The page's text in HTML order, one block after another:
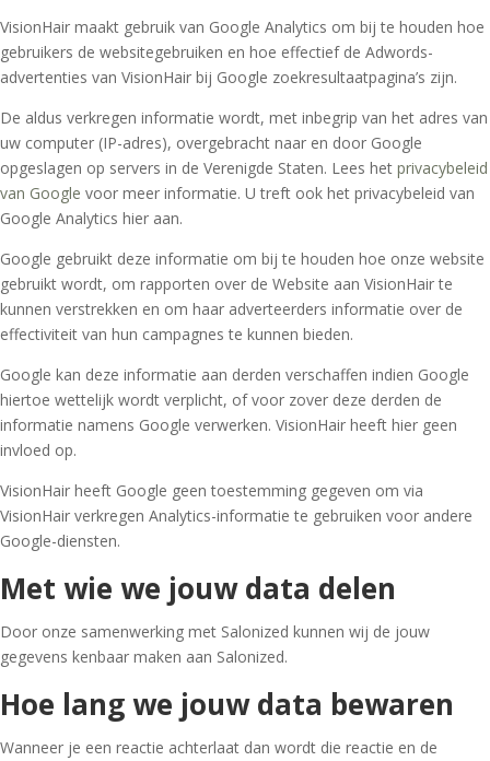
VisionHair maakt gebruik van Google Analytics om bij te houden hoe
gebruikers de websitegebruiken en hoe effectief de Adwords-
advertenties van VisionHair bij Google zoekresultaatpagina’s zijn.
De aldus verkregen informatie wordt, met inbegrip van het adres van
uw computer (IP-adres), overgebracht naar en door Google
opgeslagen op servers in de Verenigde Staten. Lees het privacybeleid
van Google voor meer informatie. U treft ook het privacybeleid van
Google Analytics hier aan.
Google gebruikt deze informatie om bij te houden hoe onze website
gebruikt wordt, om rapporten over de Website aan VisionHairte
kunnen verstrekken en om haar adverteerders informatie over de
effectiviteit van hun campagnes te kunnen bieden.
Google kan deze informatie aan derden verschaffen indien Google
hiertoe wettelijk wordt verplicht, of voor zover deze derden de
informatie namens Google verwerken. VisionHair heeft hier geen
invloed op.
VisionHair heeft Google geen toestemming gegeven om via
VisionHair verkregen Analytics-informatie te gebruiken voor andere
Google-diensten.
Met wie we jouw data delen
Door onze samenwerking met Salonized kunnen wij de jouw
gegevens kenbaar maken aan Salonized.
Hoe lang we jouw data bewaren
Wanneer je een reactie achterlaat dan wordt die reactie en de